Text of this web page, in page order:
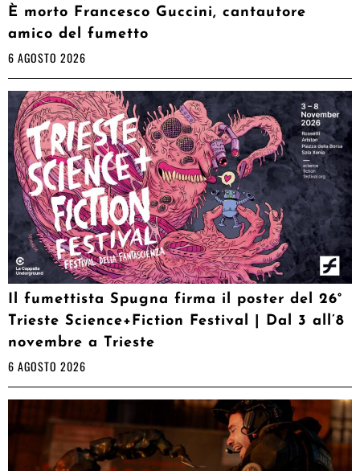
È morto Francesco Guccini, cantautore
amico del fumetto
6 AGOSTO 2026
Il fumettista Spugna firma il poster del 26°
Trieste Science+Fiction Festival | Dal 3 all’8
novembre a Trieste
6 AGOSTO 2026